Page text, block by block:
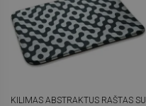
KILIMAS ABSTRAKTUS RAŠTAS SU